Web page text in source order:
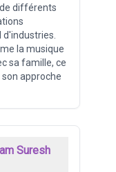
différents
la musique
sa famille, ce
approche
Suresh